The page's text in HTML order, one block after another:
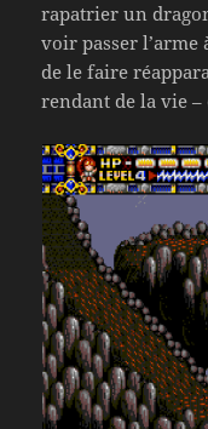
rapatrier un
voir passer
de le faire
rendant de la vie –